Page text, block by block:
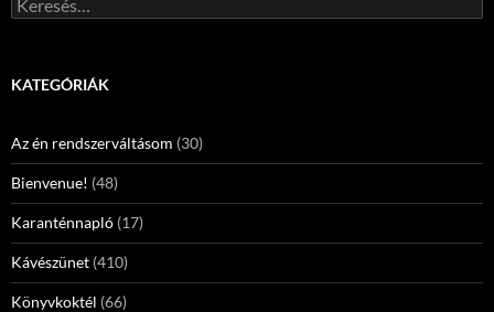
KATEGÓRIÁK
Az én rendszerváltásom (30)
Bienvenue! (48)
Karanténnapló (17)
Kávészünet (410)
Könyvkoktél (66)